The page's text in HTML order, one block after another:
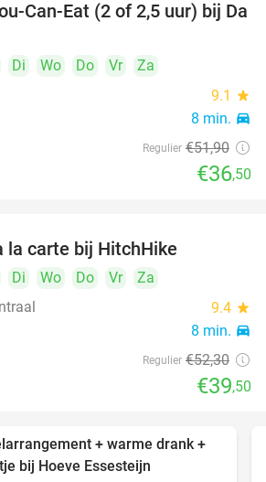
30%
Can-Eat (2 of 2,5 uur) bij Da
Di Wo Do Vr
Za
9.1 star
8 min. directions_car
Regulier €51,90
€36,50
la carte bij HitchHike
Di Wo Do Vr
Za
9.4 star
8 min. directions_car
Regulier €52,30
€39,50
40%
+ warme drank +
bij Hoeve Essesteijn